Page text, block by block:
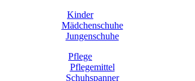
Kinder
Mädchenschuhe
Jungenschuhe
Pflege
Pflegemittel
Schuhspanner